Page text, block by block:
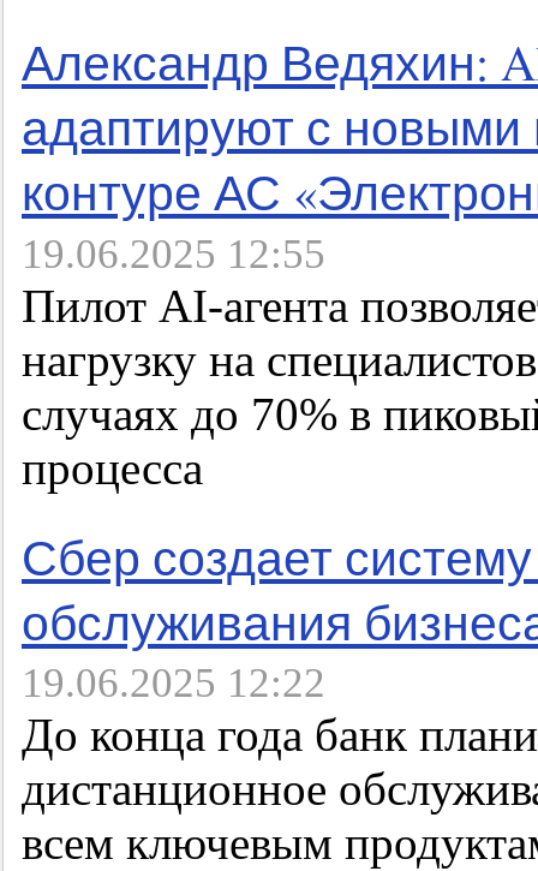
Александр Ведяхин:
адаптируют с новыми
контуре АС
19.06.2025 12:55
Пилот AI-агента
нагрузку на
случаях до 70% в
процесса
Сбер создает
обслуживания
19.06.2025 12:22
До конца года банк
дистанционное
всем ключевым